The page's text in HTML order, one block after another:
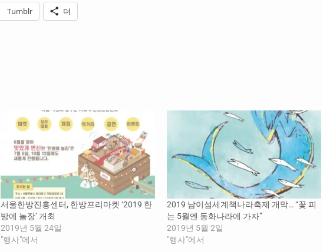
Tumblr 더
서울한방진흥센터, 한방프리마켓 ‘2019 한
방에 놀장’ 개최
2019년 5월 24일
"행사"에서
2019 남이섬세계책나라축제 개막… “꽃 피
는 5월엔 동화나라에 가자”
2019년 5월 2일
"행사"에서